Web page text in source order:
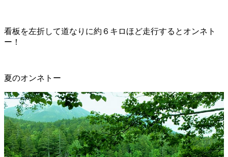
看板を左折して道なりに約６キロほど走行するとオンネト
ー！
夏のオンネトー